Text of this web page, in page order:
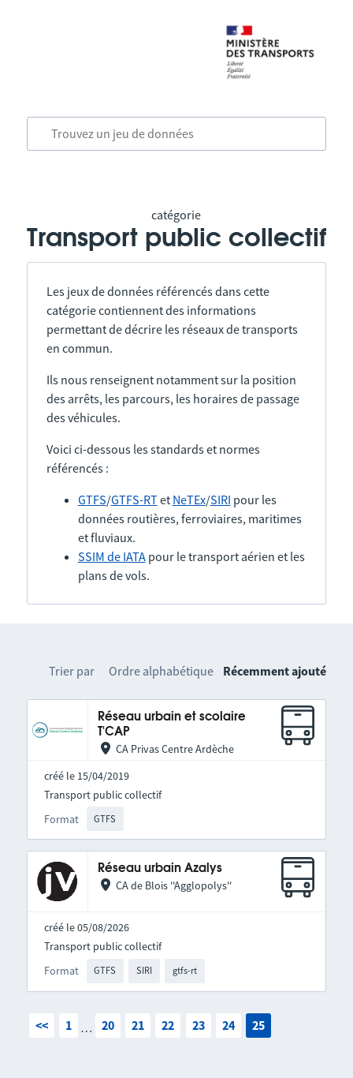
catégorie
Transport public collectif
Les jeux de données référencés dans cette
catégorie contiennent des informations
permettant de décrire les réseaux de transports
en commun.
Ils nous renseignent notamment sur la position
des arrêts, les parcours, les horaires de passage
des véhicules.
Voici ci-dessous les standards et normes
référencés :
GTFS/GTFS-RTet NeTEx/SIRI pour les
données routières, ferroviaires, maritimes
et fluviaux.
SSIM de IATApour le transport aérien et les
plans de vols.
Trier par Ordre alphabétique Récemment ajouté
Réseau urbain et scolaire
T'CAP
CA Privas Centre Ardèche
créé le 15/04/2019
Format GTFS
Transport public collectif
Réseau urbain Azalys
CA de Blois ''Agglopolys''
créé le 05/08/2026
Format GTFS SIRI gtfs-rt
Transport public collectif
<< 1 … 20 21 22 23 24 25